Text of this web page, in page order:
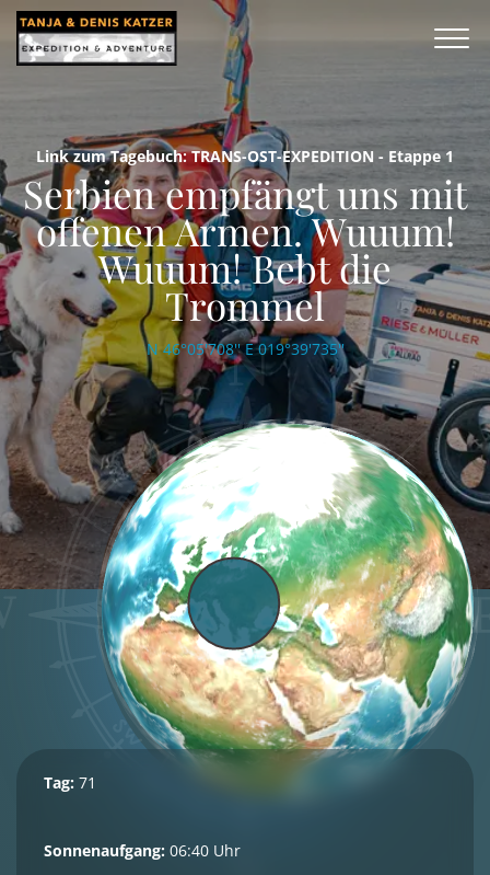
Link zum Tagebuch: TRANS-OST-EXPEDITION - Etappe 1
Serbien empfängt uns mit
offenen Armen. Wuuum!
Wuuum! Bebt die
Trommel
N 46°05'708'' E 019°39'735''
Tag: 71
Sonnenaufgang: 06:40 Uhr